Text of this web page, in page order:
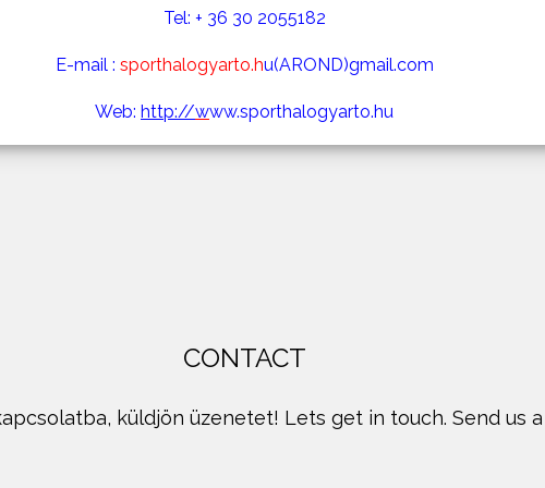
Tel: + 36 30 2055182
E-mail : sporthalogyarto.hu(AROND)gmail.com
Web: http://www.sporthalogyarto.hu
CONTACT
küldjön üzenetet! Lets get in touch. Send us a